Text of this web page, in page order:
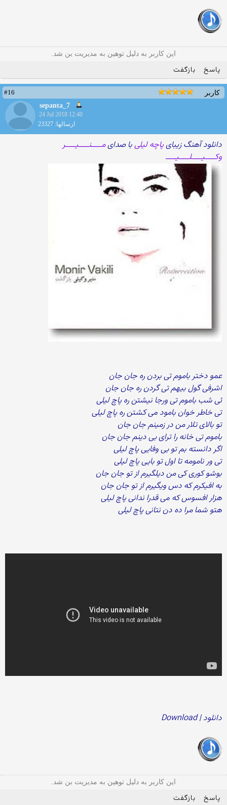
این کاربر به دلیل توهین به مدیریت بن شد.
پاسخ بازگفت
کاربر
#16
sepanta_7
24 Jul 2018 12:40
ارسالها: 23327
دانلود آهنگ زیبایپاچه لیلیبا صدایمـــــنـــــیـــــر
وکـــــیـــــلـــــیـــــ
عمو دختر باموم تی بردن ره جان جان
اشرفی گول بیهم تی گردن ره جان جان
ئی شب باموم تی ورجا نیشتن ره پاچ لیلی
تی خاطر خوان بامود می کشتن ره پاچ لیلی
تو بالای تلار من در زمینم جان جان
باموم تی خانه را ترای بی دینم جان جان
اگر دانسته بم تو بی وفایی پاچ لیلی
تی ور نامومه تا اول تو بایی پاچ لیلی
بوشو کوری کی من دیلگیرم از تو جان جان
به افیکرم که دس ویگیرم از تو جان جان
هزار افسوس که می قدرا ندانی پاچ لیلی
هتو شما مرا ده دن نتانی پاچ لیلی
دانلود | Download
این کاربر به دلیل توهین به مدیریت بن شد.
پاسخ بازگفت